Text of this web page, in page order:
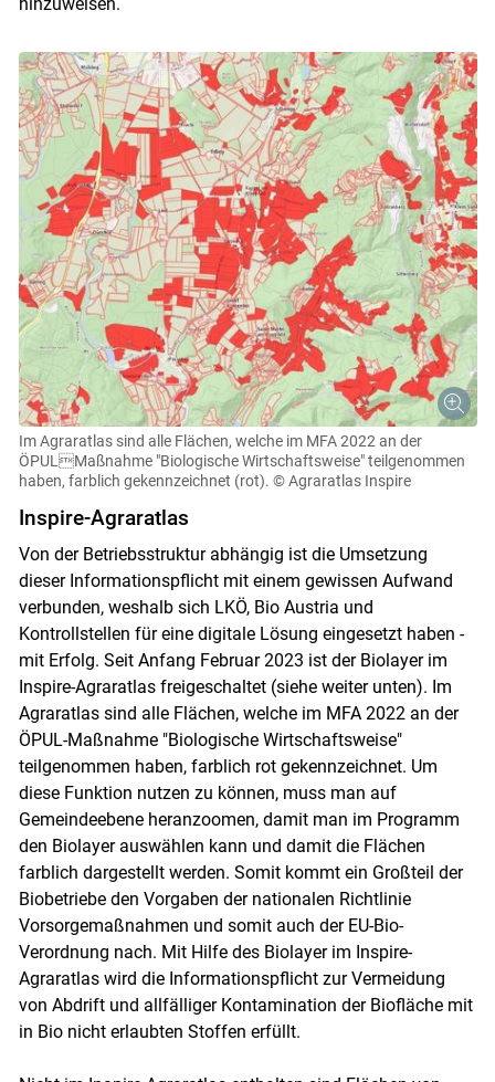
Im Agraratlas sind alle Flächen, welche im MFA 2022 an der
ÖPULMaßnahme "Biologische Wirtschaftsweise" teilgenommen
haben, farblich gekennzeichnet (rot). © Agraratlas Inspire
Inspire-Agraratlas
Von der Betriebsstruktur abhängig ist die Umsetzung
dieser Informationspflicht mit einem gewissen Aufwand
verbunden, weshalb sich LKÖ, Bio Austria und
Kontrollstellen für eine digitale Lösung eingesetzt haben -
mit Erfolg. Seit Anfang Februar 2023 ist der Biolayer im
Inspire-Agraratlas freigeschaltet (siehe weiter unten). Im
Agraratlas sind alle Flächen, welche im MFA 2022 an der
ÖPUL-Maßnahme "Biologische Wirtschaftsweise"
teilgenommen haben, farblich rot gekennzeichnet. Um
diese Funktion nutzen zu können, muss man auf
Gemeindeebene heranzoomen, damit man im Programm
den Biolayer auswählen kann und damit die Flächen
farblich dargestellt werden. Somit kommt ein Großteil der
Biobetriebe den Vorgaben der nationalen Richtlinie
Vorsorgemaßnahmen und somit auch der EU-Bio-
Verordnung nach. Mit Hilfe des Biolayer im Inspire-
Agraratlas wird die Informationspflicht zur Vermeidung
von Abdrift und allfälliger Kontamination der Biofläche mit
in Bio nicht erlaubten Stoffen erfüllt.